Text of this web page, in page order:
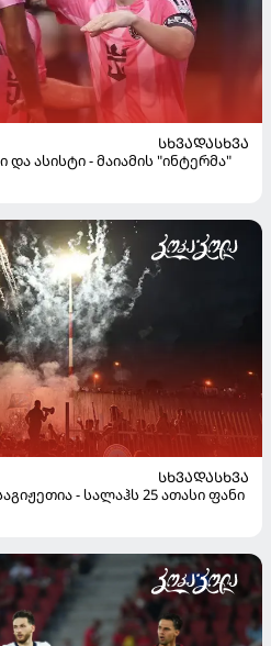
ᲡᲮᲕᲐᲓᲐᲡᲮᲕᲐ
და ასისტი - მაიამის "ინტერმა"
ᲡᲮᲕᲐᲓᲐᲡᲮᲕᲐ
- სალაჰს 25 ათასი ფანი